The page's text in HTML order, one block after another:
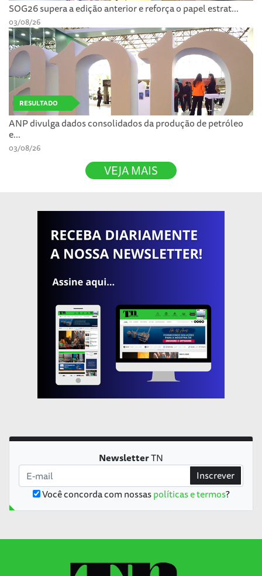
SOG26 supera a edição anterior e reforça o papel estrat...
03/08/26
RESULTADO
ANP divulga dados consolidados da produção de petróleo
e...
03/08/26
VEJA MAIS
NewsletterTN
Você concorda com nossaspolíticas e termos?
Inscrever